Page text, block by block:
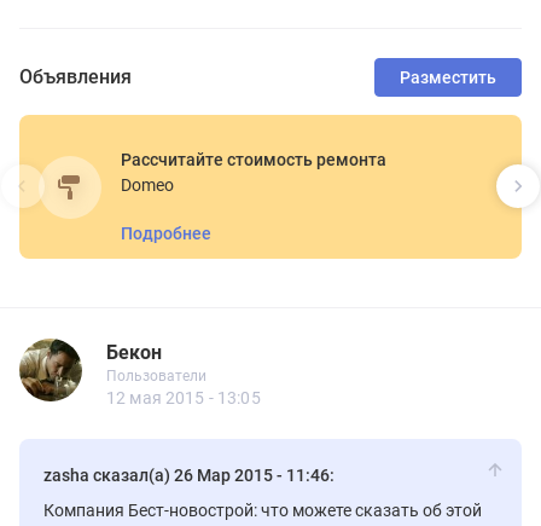
Объявления Разместить
Рассчитайте стоимость ремонта
Domeo
Подробнее
Бекон
Бекон
Пользователи
Новичок
Пользователи
6 сообщений
12 мая 2015 - 13:05
zasha сказал(а) 26 Мар 2015 - 11:46:
Компания Бест-новострой: что можете сказать об этой